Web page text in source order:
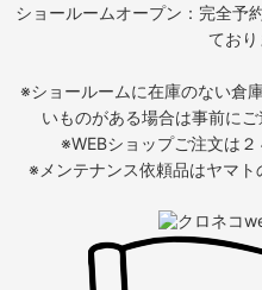
ショールームオープン：完全予
ており
※ショールームに在庫のない倉
いものがある場合は事前に
※WEBショップご注文は２
※メンテナンス依頼品はヤマト